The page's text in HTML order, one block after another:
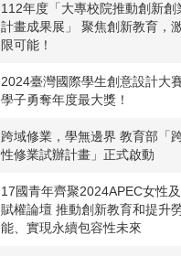
112年度「大專校院推動創新創
計畫成果展」 聚焦創新教育，
限可能！
2024臺灣國際學生創意設計大
學子勇奪年度最大獎！
跨域修業，學無邊界 教育部「
性修業試辦計畫」正式啟動
17國青年齊聚2024APEC女性
賦權論壇 推動創新教育和提升
能、實現永續包容性未來